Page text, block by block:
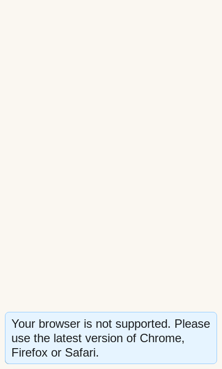
HIKÂYEYI KEŞFET
⤢
Your browser is not supported. Please
use the latest version of Chrome,
Firefox or Safari.